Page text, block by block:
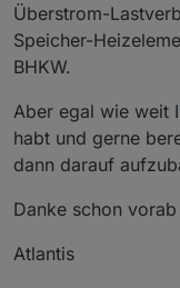
Überstrom-
Speicher-
BHKW.
Aber egal wie weit
habt und gerne
dann darauf
Danke schon vorab
Atlantis